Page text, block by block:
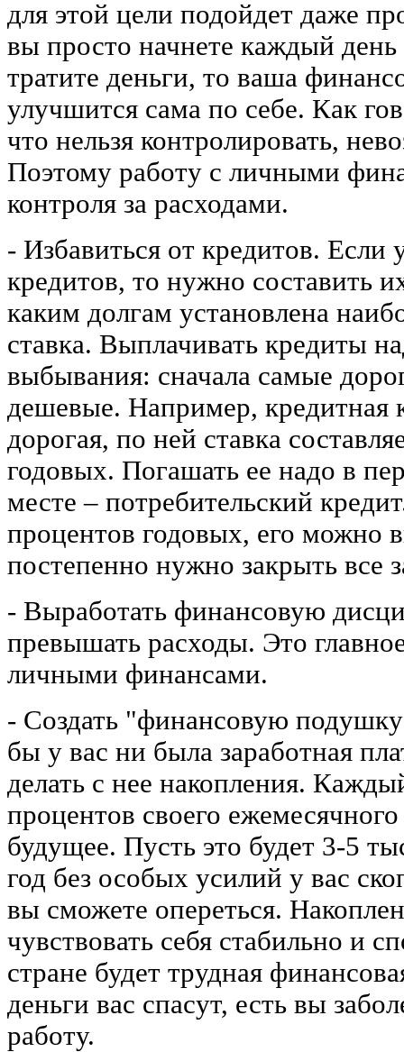
для этой цели подойдет даже
вы просто начнете каждый
тратите деньги, то ваша
улучшится сама по себе. Как
что нельзя контролировать,
Поэтому работу с личными
контроля за расходами.
- Избавиться от кредитов. Если
кредитов, то нужно составить
каким долгам установлена
ставка. Выплачивать кредиты
выбывания: сначала самые
дешевые. Например, кредитная
дорогая, по ней ставка
годовых. Погашать ее надо в
месте – потребительский
процентов годовых, его можно
постепенно нужно закрыть все
- Выработать финансовую
превышать расходы. Это
личными финансами.
- Создать "финансовую
бы у вас ни была заработная
делать с нее накопления.
процентов своего
будущее. Пусть это будет 3-5
год без особых усилий у вас
вы сможете опереться.
чувствовать себя стабильно и
стране будет трудная
деньги вас спасут, есть вы
работу.